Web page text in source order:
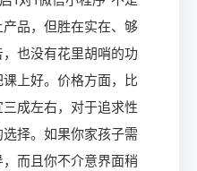
品，但胜在实在、够
也没有花里胡哨的功
上好。价格方面，比
成左右，对于追求性
择。如果你家孩子需
而且你不介意界面稍